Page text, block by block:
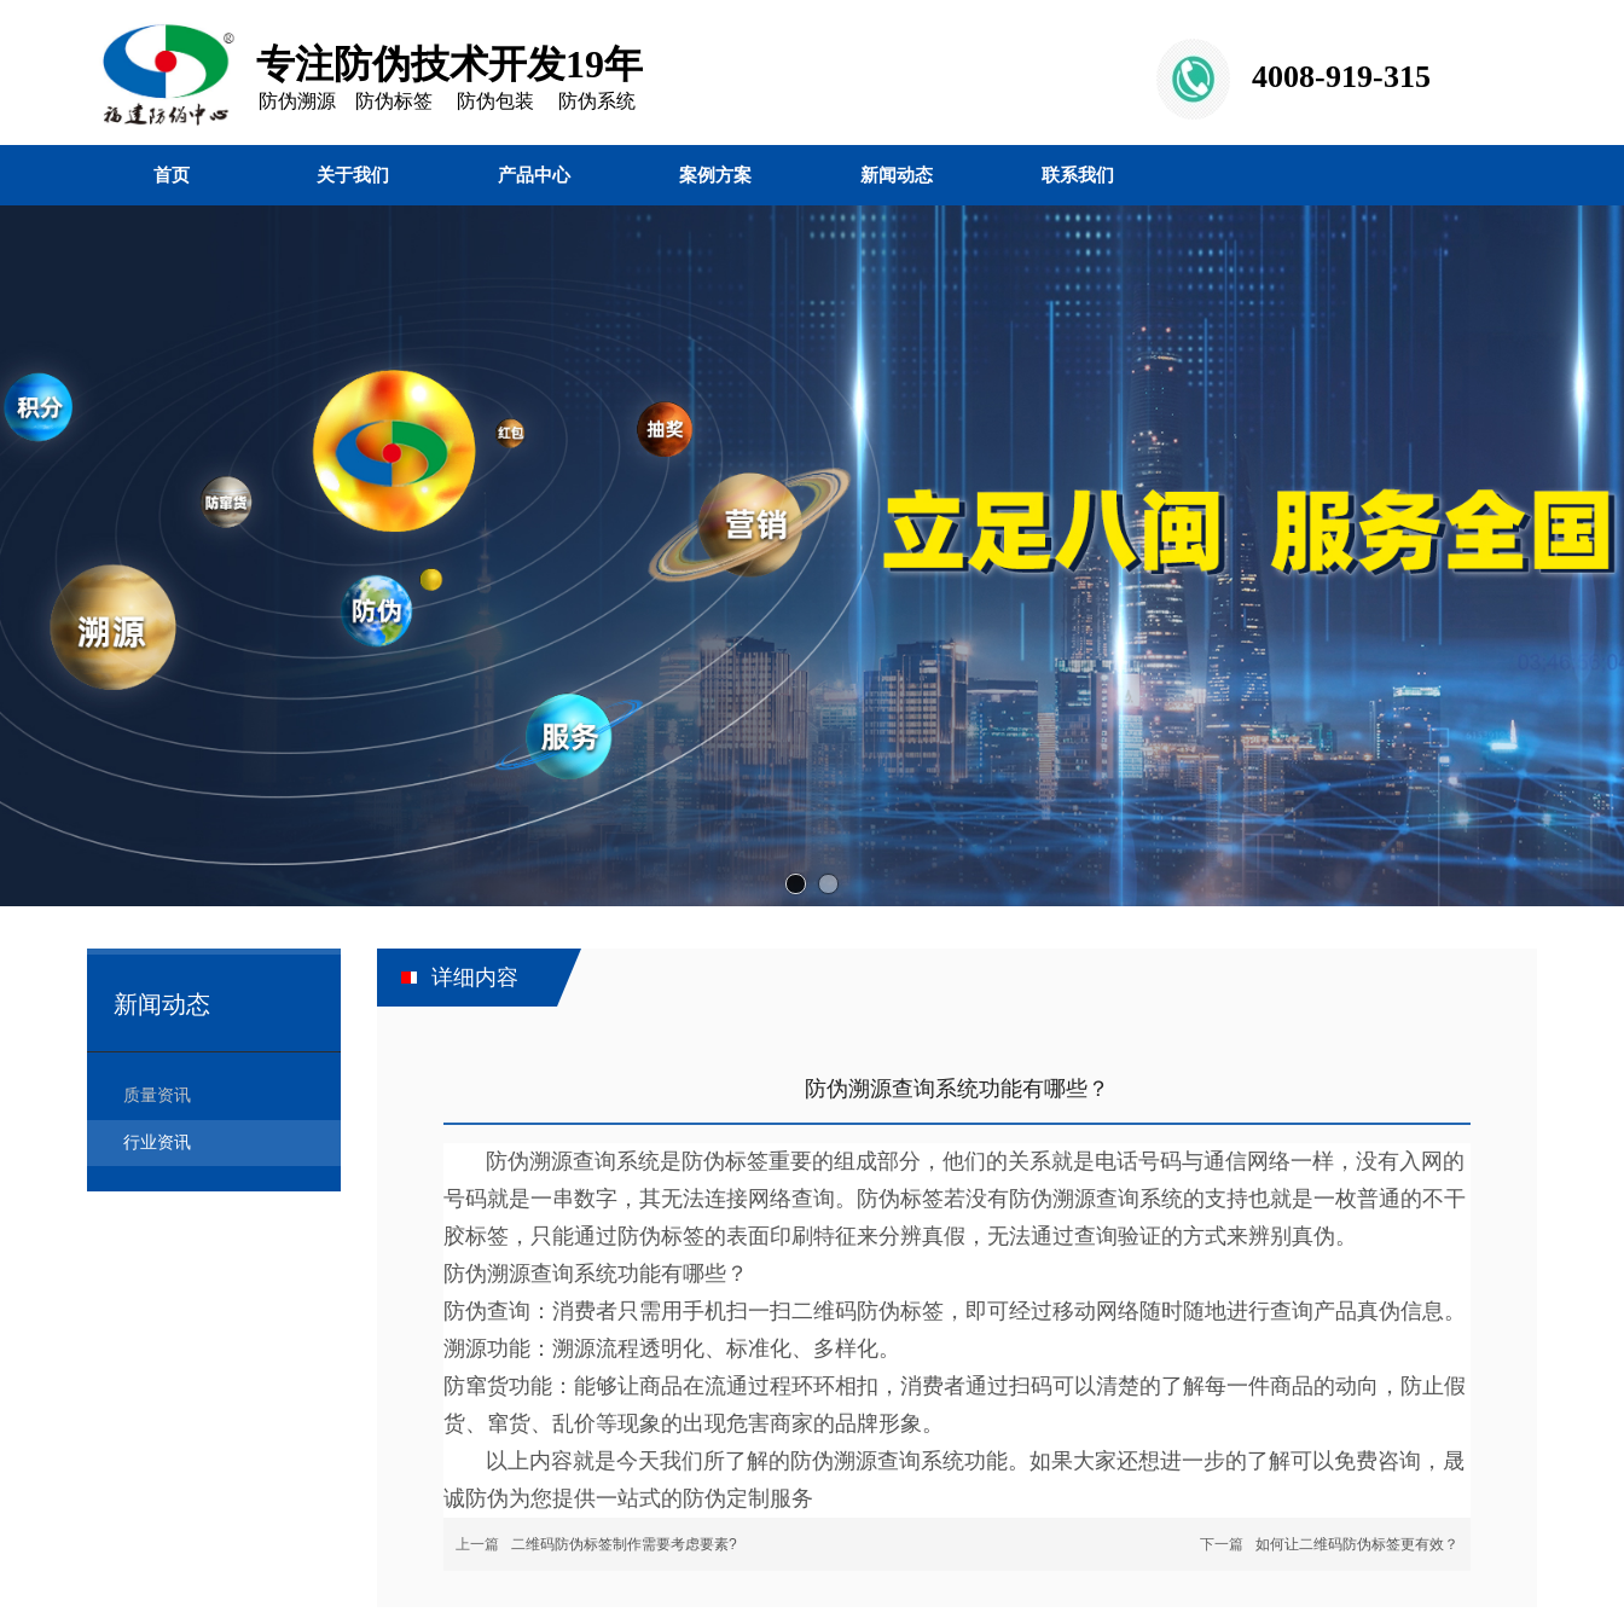
专注防伪技术开发19年
防伪溯源 防伪标签 防伪包装 防伪系统
4008-919-315
首页 关于我们 产品中心 案例方案 新闻动态 联系我们
新闻动态
质量资讯
行业资讯
详细内容
防伪溯源查询系统功能有哪些？
防伪溯源查询系统是防伪标签重要的组成部分，他们的关系就是电话号码与通信网络一样，没有入网的
号码就是一串数字，其无法连接网络查询。防伪标签若没有防伪溯源查询系统的支持也就是一枚普通的不干
胶标签，只能通过防伪标签的表面印刷特征来分辨真假，无法通过查询验证的方式来辨别真伪。
防伪溯源查询系统功能有哪些？
防伪查询：消费者只需用手机扫一扫二维码防伪标签，即可经过移动网络随时随地进行查询产品真伪信息。
溯源功能：溯源流程透明化、标准化、多样化。
防窜货功能：能够让商品在流通过程环环相扣，消费者通过扫码可以清楚的了解每一件商品的动向，防止假
货、窜货、乱价等现象的出现危害商家的品牌形象。
以上内容就是今天我们所了解的防伪溯源查询系统功能。如果大家还想进一步的了解可以免费咨询，晟
诚防伪为您提供一站式的防伪定制服务
上一篇 二维码防伪标签制作需要考虑要素? 下一篇 如何让二维码防伪标签更有效？